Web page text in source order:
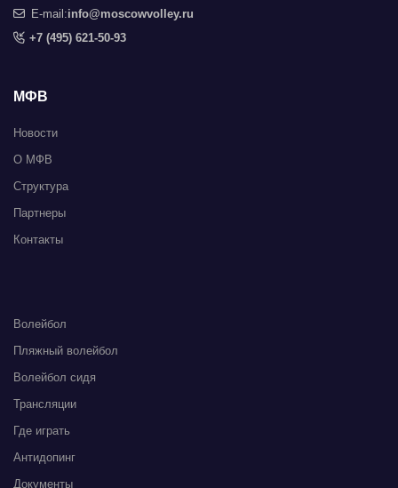
E-mail:info@moscowvolley.ru
+7 (495) 621-50-93
МФВ
Новости
О МФВ
Структура
Партнеры
Контакты
Волейбол
Пляжный волейбол
Волейбол сидя
Трансляции
Где играть
Антидопинг
Документы